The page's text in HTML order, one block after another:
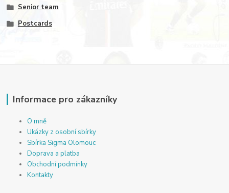
Senior team
Postcards
Informace pro zákazníky
O mně
Ukázky z osobní sbírky
Sbírka Sigma Olomouc
Doprava a platba
Obchodní podmínky
Kontakty